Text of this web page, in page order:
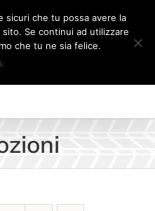
CARRELLO
sicuri che tu possa avere la
Se continui ad utilizzare
che tu ne sia felice.